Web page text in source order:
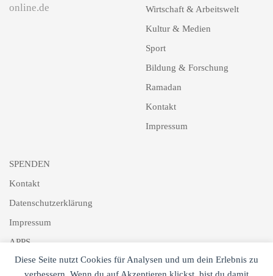
Diese Seite nutzt Cookies für Analysen und um dein Erlebnis zu
online.de
Wirtschaft & Arbeitswelt
Kultur & Medien
Sport
Bildung & Forschung
Ramadan
Kontakt
Impressum
SPENDEN
Kontakt
Datenschutzerklärung
Impressum
APPS
Schlagworte